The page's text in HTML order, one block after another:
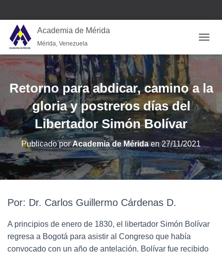
Academia de Mérida
Mérida, Venezuela
Retorno para abdicar, camino a la
gloria y postreros días del
Libertador Simón Bolívar
Publicado porAcademia de Méridaen27/11/2021
Por: Dr. Carlos Guillermo Cárdenas D.
A principios de enero de 1830, el libertador Simón Bolívar
regresa a Bogotá para asistir al Congreso que había
convocado con un año de antelación. Bolívar fue recibido